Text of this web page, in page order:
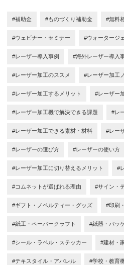
#補助金 #ものづくり補助金 #無料
#ウェビナー・セミナー #ウォータージ
#レーザー導入事例 #海外レーザー導入
#レーザー加工のススメ #レーザー加工
#レーザー加工するメリット #レーザー
#レーザー加工機で解決できる課題 #レ
#レーザー加工できる素材・材料 #レー
#レーザーの選び方 #レーザーの使い方
#レーザー加工に切り替えるメリット #
#コムネットが選ばれる理由 #サイン・
#ギフト・ノベルティー・グッズ #印刷
#紙工・ペーパークラフト #紙器・パッ
#シール・ラベル・ステッカー #建材・
#テキスタイル・アパレル #学校・教育